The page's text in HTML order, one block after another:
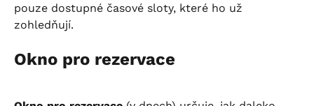
pouze dostupné časové sloty, které ho už
zohledňují.
Okno pro rezervace